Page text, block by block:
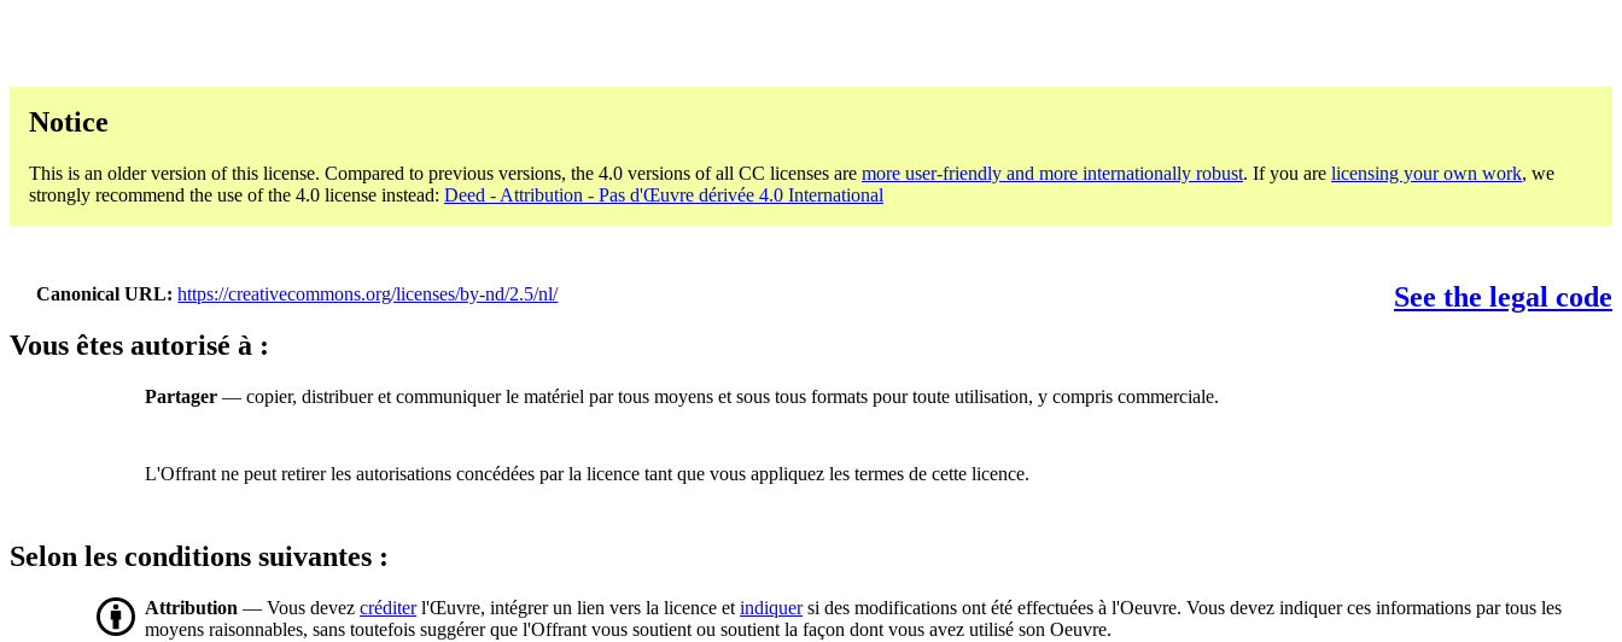
Notice
This is an older version of this license. Compared to previous versions, the 4.0 versions of all CC licenses are more user-friendly and more internationally robust. If you are licensing your own work, we
strongly recommend the use of the 4.0 license instead: Deed - Attribution - Pas d'Œuvre dérivée 4.0 International
Canonical URL https://creativecommons.org/licenses/by-nd/2.5/nl/
See the legal code
Vous êtes autorisé à :
Partager — copier, distribuer et communiquer le matériel par tous moyens et sous tous formats pour toute utilisation, y compris commerciale.
L'Offrant ne peut retirer les autorisations concédées par la licence tant que vous appliquez les termes de cette licence.
Selon les conditions suivantes :
Attribution — Vous devez créditerl'Œuvre, intégrer un lien vers la licence et indiquersi des modifications ont été effectuées à l'Oeuvre. Vous devez indiquer ces informations par tous les
moyens raisonnables, sans toutefois suggérer que l'Offrant vous soutient ou soutient la façon dont vous avez utilisé son Oeuvre.